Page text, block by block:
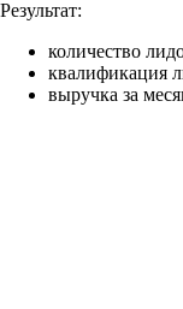
Результат:
количество
квалификация
выручка за